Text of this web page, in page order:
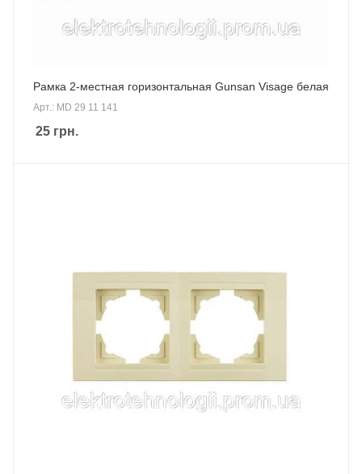
Рамка 2-местная горизонтальная Gunsan Visage белая
Арт.: MD 29 11 141
25 грн.